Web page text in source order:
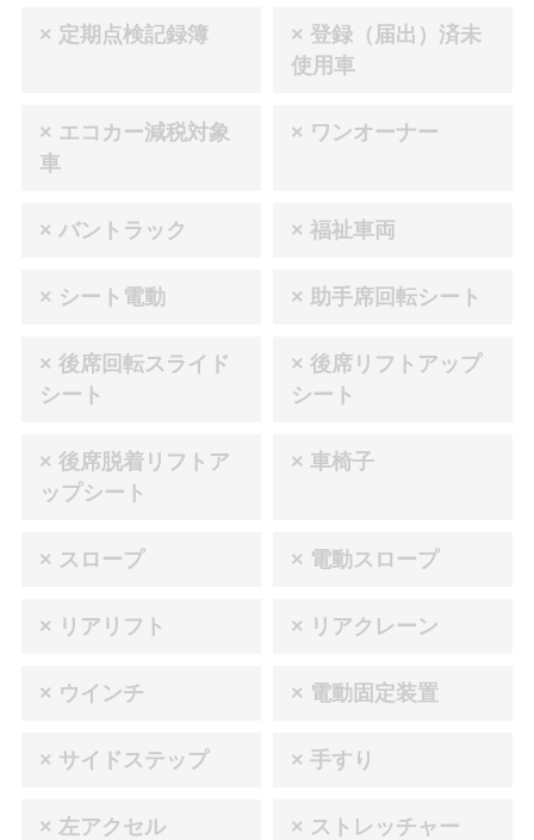
× 定期点検記録簿
× 登録（届出）済未
使用車
× エコカー減税対象
車
× ワンオーナー
× バントラック × 福祉車両
× シート電動 × 助手席回転シート
× 後席回転スライド
シート
× 後席リフトアップ
シート
× 後席脱着リフトア
ップシート
× 車椅子
× スロープ × 電動スロープ
× リアリフト × リアクレーン
× ウインチ × 電動固定装置
× サイドステップ × 手すり
× 左アクセル × ストレッチャー